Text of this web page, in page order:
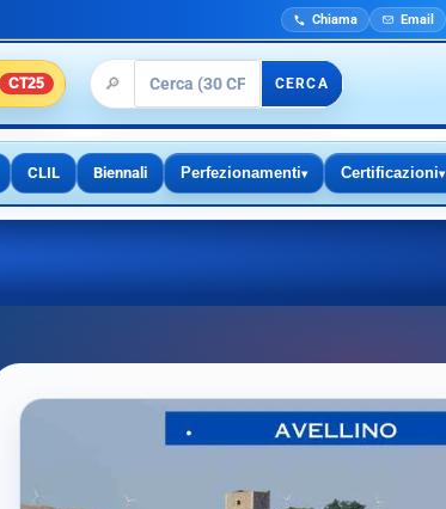
Chiama Email
CT25 🔎 CERCA
CLIL Biennali Perfezionamenti▾ Certificazioni▾